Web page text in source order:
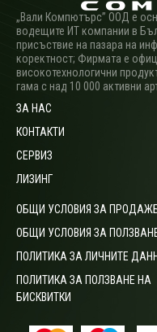
„Вали Компютърс” ООД е
водещите ИТ компании в
присъствие на пазара на
коректност; Фирмата е
високотехнологични
гама с над 10 000 активни
ЗА НАС
КОНТАКТИ
СЕРВИЗ
ЛИЗИНГ
ОБЩИ УСЛОВИЯ ЗА
ОБЩИ УСЛОВИЯ ЗА
ПОЛИТИКА ЗА ЛИЧНИТЕ
ПОЛИТИКА ЗА ПОЛЗВАНЕ НА
БИСКВИТКИ